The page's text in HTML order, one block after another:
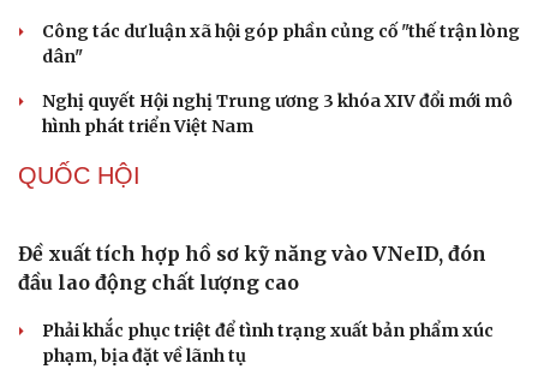
Công tác dư luận xã hội góp phần củng cố "thế trận lòng
dân"
Nghị quyết Hội nghị Trung ương 3 khóa XIV đổi mới mô
hình phát triển Việt Nam
QUỐC HỘI
Đề xuất tích hợp hồ sơ kỹ năng vào VNeID, đón
đầu lao động chất lượng cao
Phải khắc phục triệt để tình trạng xuất bản phẩm xúc
phạm, bịa đặt về lãnh tụ